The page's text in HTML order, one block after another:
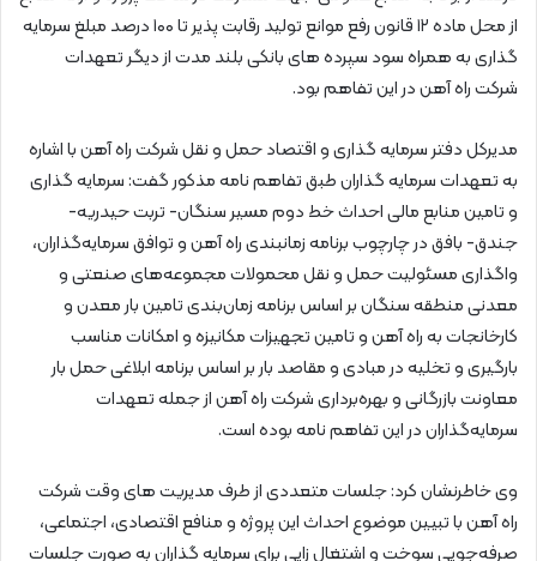
از محل ماده ۱۲ قانون رفع موانع تولید رقابت پذیر تا ۱۰۰ درصد مبلغ سرمایه
گذاری به همراه سود سپرده های بانکی بلند مدت از دیگر تعهدات
شرکت راه آهن در این تفاهم بود.
مدیرکل دفتر سرمایه گذاری و اقتصاد حمل و نقل شرکت راه آهن با اشاره
به تعهدات سرمایه گذاران طبق تفاهم نامه مذکور گفت: سرمایه گذاری
و تامین منابع مالی احداث خط دوم مسیر سنگان- تربت حیدریه-
جندق- بافق در چارچوب برنامه زمانبندی راه آهن و توافق سرمایه‌گذاران،
واگذاری مسئولیت حمل و نقل محمولات مجموعه‌های صنعتی و
معدنی منطقه سنگان بر اساس برنامه زمان‌بندی تامین بار معدن و
کارخانجات به راه آهن و تامین تجهیزات مکانیزه و امکانات مناسب
بارگیری و تخلیه در مبادی و مقاصد بار بر اساس برنامه ابلاغی حمل بار
معاونت بازرگانی و بهره‌برداری شرکت راه آهن از جمله تعهدات
سرمایه‌گذاران در این تفاهم نامه بوده است.
وی خاطرنشان کرد: جلسات متعددی از طرف مدیریت های وقت شرکت
راه آهن با تبیین موضوع احداث این پروژه و منافع اقتصادی، اجتماعی،
صرفه‌جویی سوخت و اشتغال زایی برای سرمایه گذاران به صورت جلسات